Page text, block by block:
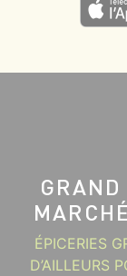
ÉPICERIES
D’AILLEURS